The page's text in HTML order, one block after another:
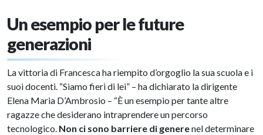
Un esempio per le future
generazioni
La vittoria di Francesca ha riempito d’orgoglio la sua scuola e i
suoi docenti. “Siamo fieri di lei” – ha dichiarato la dirigente
Elena Maria D’Ambrosio – “È un esempio per tante altre
ragazze che desiderano intraprendere un percorso
tecnologico. Non ci sono barriere di generenel determinare